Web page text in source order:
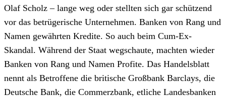
Olaf Scholz – lange weg oder stellten sich gar schützend
vor das betrügerische Unternehmen. Banken von Rang und
Namen gewährten Kredite. So auch beim Cum-Ex-
Skandal. Während der Staat wegschaute, machten wieder
Banken von Rang und Namen Profite. Das Handelsblatt
nennt als Betroffene die britische Großbank Barclays, die
Deutsche Bank, die Commerzbank, etliche Landesbanken